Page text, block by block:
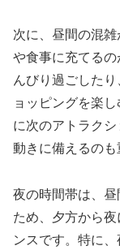
次に、昼間の混
や食事に充てる
んびり過ごした
ョッピングを楽
に次のアトラク
動きに備えるのも
夜の時間帯は、
ため、夕方から
ンスです。特に